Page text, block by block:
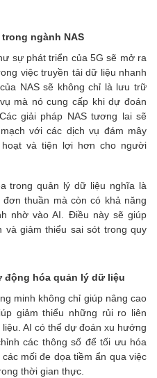
ngành NAS
sự phát triển của 5G sẽ mở ra
việc truyền tải dữ liệu nhanh
NAS sẽ không chỉ là lưu trữ
mà nó cung cấp khi dự đoán
giải pháp NAS tương lai sẽ
với các dịch vụ đám mây
và tiện lợi hơn cho người
trong quản lý dữ liệu nghĩa là
thuần mà còn có khả năng
nhờ vào AI. Điều này sẽ giúp
và giảm thiểu sai sót trong quy
hóa quản lý dữ liệu
minh không chỉ giúp nâng cao
giảm thiểu những rủi ro liên
AI có thể dự đoán xu hướng
các thông số để tối ưu hóa
mối đe dọa tiềm ẩn qua việc
thời gian thực.